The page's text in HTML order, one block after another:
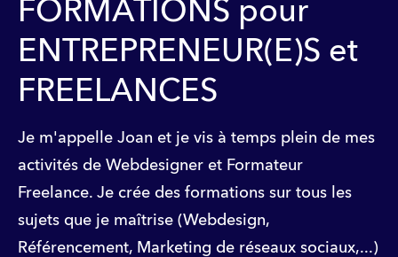
FORMATIONS pour
ENTREPRENEUR(E)S et
FREELANCES
Je m'appelle Joan et je vis à temps plein de mes
activités de Webdesigner et Formateur
Freelance. Je crée des formations sur tous les
sujets que je maîtrise (Webdesign,
Référencement, Marketing de réseaux sociaux,...)